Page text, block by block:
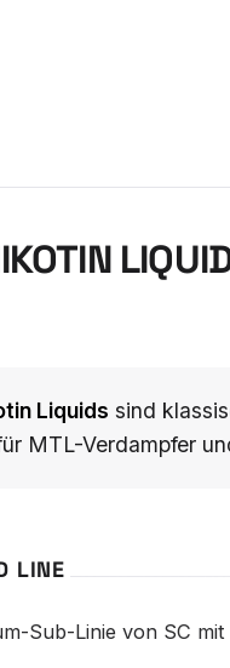
Liquids sind
MTL-Verdampfer
LINE
Sub-Linie von SC